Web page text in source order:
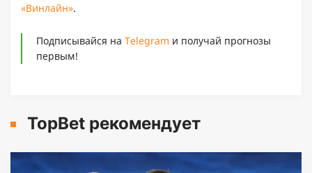
«Винлайн».
Подписывайся на Telegram и получай прогнозы
первым!
TopBet рекомендует